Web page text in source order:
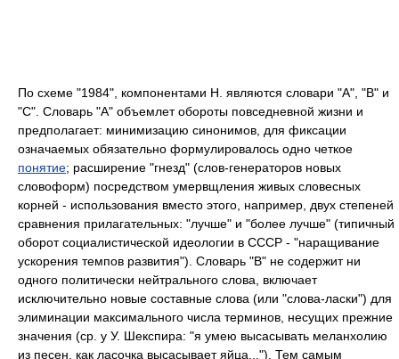
По схеме "1984", компонентами Н. являются словари "А", "В" и
"С". Словарь "А" объемлет обороты повседневной жизни и
предполагает: минимизацию синонимов, для фиксации
означаемых обязательно формулировалось одно четкое
понятие; расширение "гнезд" (слов-генераторов новых
словоформ) посредством умервщления живых словесных
корней - использования вместо этого, например, двух степеней
сравнения прилагательных: "лучше" и "более лучше" (типичный
оборот социалистической идеологии в СССР - "наращивание
ускорения темпов развития"). Словарь "В" не содержит ни
одного политически нейтрального слова, включает
исключительно новые составные слова (или "слова-ласки") для
элиминации максимального числа терминов, несущих прежние
значения (ср. у У. Шекспира: "я умею высасывать меланхолию
из песен, как ласочка высасывает яйца..."). Тем самым